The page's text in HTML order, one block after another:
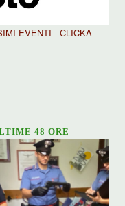
EVENTI - CLICKA
48 ORE